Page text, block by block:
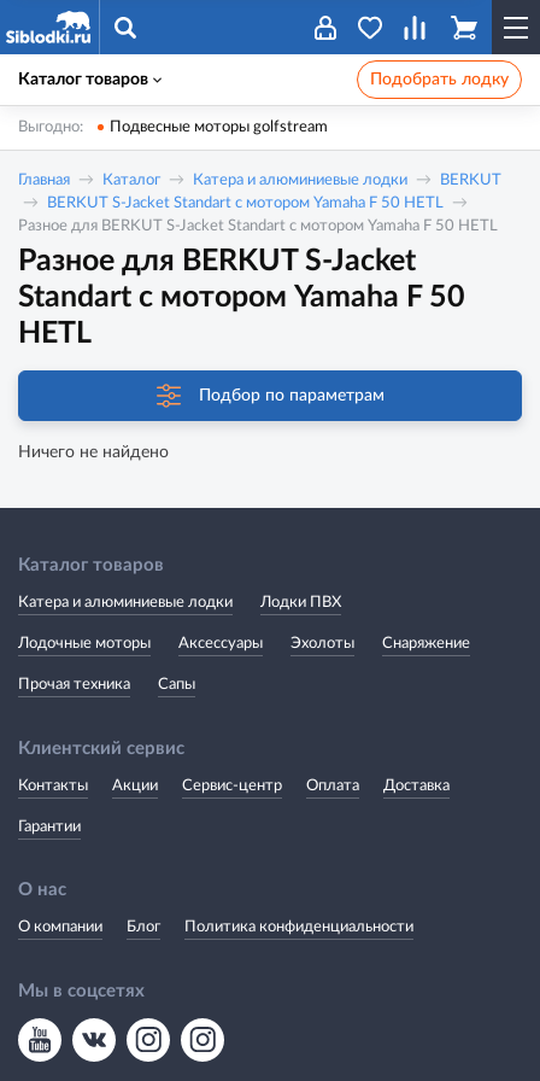
Каталог товаров Подобрать лодку
Выгодно: Подвесные моторы golfstream
Главная Каталог Катера и алюминиевые лодки
BERKUT
BERKUT S-Jacket Standart с мотором Yamaha F 50 HETL
Разное для BERKUT S-Jacket Standart с мотором Yamaha F 50 HETL
Разное для BERKUT S-Jacket
Standart с мотором Yamaha F 50
HETL
Подбор по параметрам
Ничего не найдено
Каталог товаров
Катера и алюминиевые лодки Лодки ПВХ
Лодочные моторы Аксессуары Эхолоты Снаряжение
Прочая техника Сапы
Клиентский сервис
Контакты Акции Сервис-центр Оплата Доставка
Гарантии
О нас
О компании Блог Политика конфиденциальности
Мы в соцсетях